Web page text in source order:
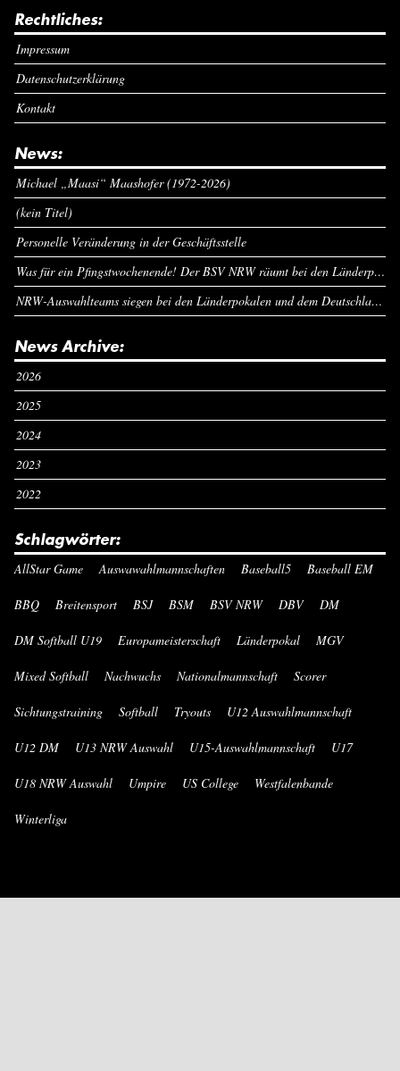
Rechtliches:
Impressum
Datenschutzerklärung
Kontakt
News:
Michael „Maasi“ Maashofer (1972-2026)
(kein Titel)
Personelle Veränderung in der Geschäftsstelle
Was für ein Pfingstwochenende! Der BSV NRW räumt bei den Länderpokalen ab
NRW-Auswahlteams siegen bei den Länderpokalen und dem Deutschlandcup an Pfingsten
News Archive:
2026
2025
2024
2023
2022
Schlagwörter:
AllStar Game Auswawahlmannschaften Baseball5 Baseball EM
BBQ Breitensport BSJ BSM BSV NRW DBV DM
DM Softball U19 Europameisterschaft Länderpokal MGV
Mixed Softball Nachwuchs Nationalmannschaft Scorer
Sichtungstraining Softball Tryouts U12 Auswahlmannschaft
U12 DM U13 NRW Auswahl U15-Auswahlmannschaft U17
U18 NRW Auswahl Umpire US College Westfalenbande
Winterliga